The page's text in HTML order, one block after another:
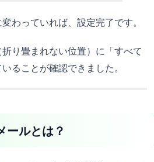
わっていれば、設定完了です。
り畳まれない位置）に「すべて
ることが確認できました。
ールとは？